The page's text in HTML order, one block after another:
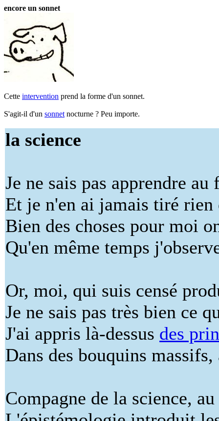
encore un sonnet
Cette intervention prend la forme d'un sonnet.
S'agit-il d'un sonnet nocturne ? Peu importe.
la science
Je ne sais pas apprendre
Et je n'en ai jamais tiré rien
Bien des choses pour moi
Qu'en même temps
Or, moi, qui suis censé
Je ne sais pas très bien ce
J'ai appris là-dessus des
Dans des bouquins
Compagne de la science,